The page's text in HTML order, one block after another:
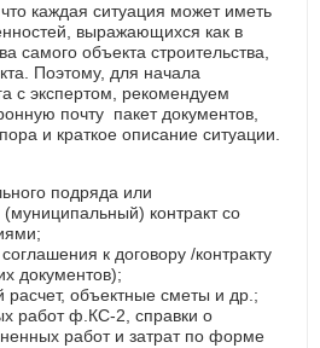
каждая ситуация может иметь
выражающихся как в
самого объекта строительства,
Поэтому, для начала
с экспертом, рекомендуем
почту пакет документов,
и краткое описание ситуации.
подряда или
(муниципальный) контракт со
к договору /контракту
документов);
объектные сметы и др.;
работ ф.КС-2, справки о
работ и затрат по форме